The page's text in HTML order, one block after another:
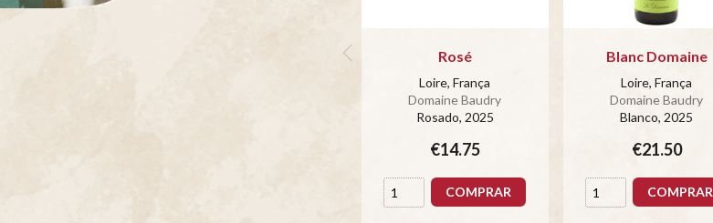
Rosé
Loire, França
Domaine Baudry
Rosado, 2025
€14.75
COMPRAR
Blanc Domaine
Loire, França
Domaine Baudry
Blanco, 2025
€21.50
COMPRAR